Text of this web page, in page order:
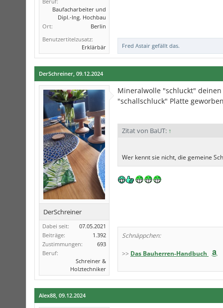
Baufacharbeiter und
Dipl.-Ing. Hochbau
Ort:
Berlin
Benutzertitelzusatz:
Erklärbär
Fred Astair gefällt das.
DerSchreiner 09.12.2024
DerSchreiner
Dabei seit:
07.05.2021
Beiträge:
1.392
Zustimmungen:
693
Beruf:
Schreiner &
Holztechniker
Mineralwolle "schluckt"
"schallschluck" Platte
Zitat von BaUT: ↑
Wer kennt sie nicht, die gemeine
Schnäppchen:
>> Das Bauherren-Handbuch
Alex88, 09.12.2024